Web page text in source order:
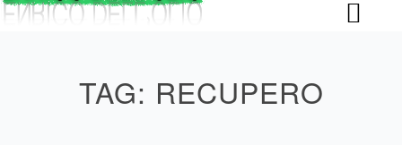
Skip
TAG: RECUPERO